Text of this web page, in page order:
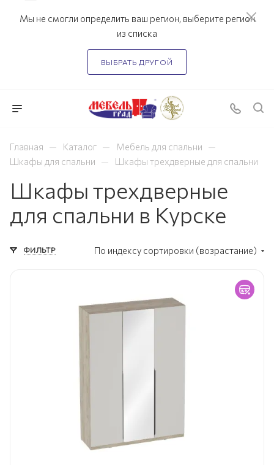
Мы не смогли определить ваш регион, выберите регион
из списка
ВЫБРАТЬ ДРУГОЙ
Главная — Каталог — Мебель для спальни —
Шкафы для спальни — Шкафы трехдверные для спальни
Шкафы трехдверные
для спальни в Курске
ФИЛЬТР По индексу сортировки (возрастание)